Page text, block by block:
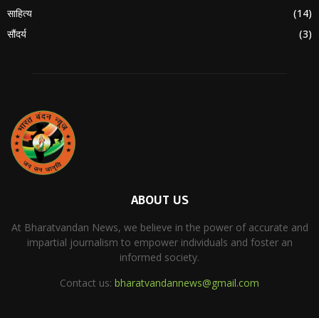
साहित्य
(14)
सौंदर्य
(3)
ABOUT US
At Bharatvandan News, we believe in the power of accurate and
impartial journalism to empower individuals and foster an
informed society.
Contact us: bharatvandannews@gmail.com